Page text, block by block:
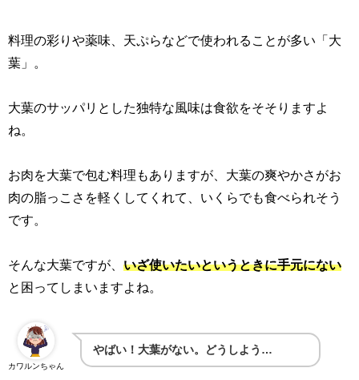
料理の彩りや薬味、天ぷらなどで使われることが多い「大
葉」。
大葉のサッパリとした独特な風味は食欲をそそりますよ
ね。
お肉を大葉で包む料理もありますが、大葉の爽やかさがお
肉の脂っこさを軽くしてくれて、いくらでも食べられそう
です。
そんな大葉ですが、 いざ使いたいというときに手元にない
と困ってしまいますよね。
カワルンちゃん
やばい！大葉がない。どうしよう…